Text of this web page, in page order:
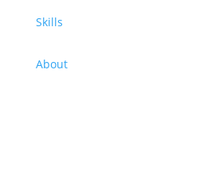
Skills
About